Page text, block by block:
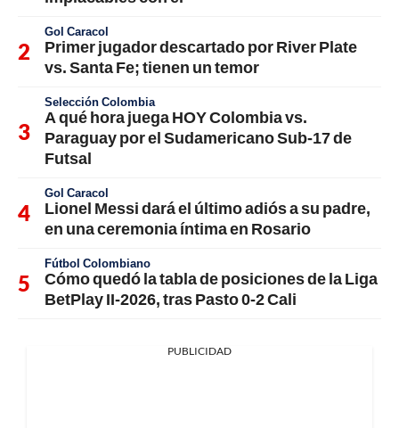
Gol Caracol
Primer jugador descartado por River Plate
vs. Santa Fe; tienen un temor
Selección Colombia
A qué hora juega HOY Colombia vs.
Paraguay por el Sudamericano Sub-17 de
Futsal
Gol Caracol
Lionel Messi dará el último adiós a su padre,
en una ceremonia íntima en Rosario
Fútbol Colombiano
Cómo quedó la tabla de posiciones de la Liga
BetPlay II-2026, tras Pasto 0-2 Cali
PUBLICIDAD